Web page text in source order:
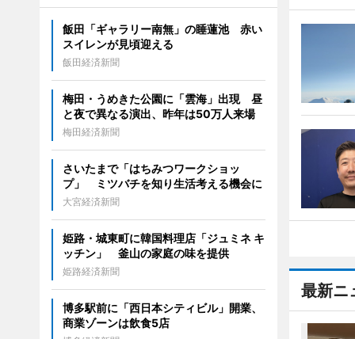
最新ニ
飯田「ギャラリー南無」の睡蓮池 赤い
スイレンが見頃迎える
飯田経済新聞
梅田・うめきた公園に「雲海」出現 昼
と夜で異なる演出、昨年は50万人来場
梅田経済新聞
さいたまで「はちみつワークショッ
プ」 ミツバチを知り生活考える機会に
大宮経済新聞
姫路・城東町に韓国料理店「ジュミネ キ
ッチン」 釜山の家庭の味を提供
姫路経済新聞
博多駅前に「西日本シティビル」開業、
商業ゾーンは飲食5店